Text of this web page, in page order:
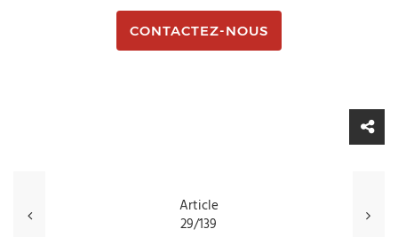
CONTACTEZ-NOUS
Article
29/139